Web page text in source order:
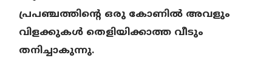
പ്രപഞ്ചത്തിന്റെ ഒരു കോണിൽ അവളും
വിളക്കുകൾ തെളിയിക്കാത്ത വീടും
തനിച്ചാകുന്നു.